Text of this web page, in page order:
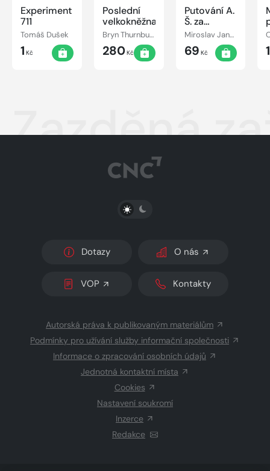
Experiment
711
Tomáš Dušek
1 Kč
Poslední
velkokněžna
Bryn Thurnbullová
280Kč
Putování A.
Š. za
lidskou
důstojností
Miroslav Jandovský
69 Kč
Zazděná
PŘEPNOUT SVĚTLÝ/TMAVÝ REŽIM
Dotazy O nás
VOP Kontakty
Autorská práva k publikovaným materiálům
Podmínky pro užívání služby informační společnosti
Informace o zpracování osobních údajů
Jednotná kontaktní místa
Cookies
Nastavení soukromí
Inzerce
Redakce